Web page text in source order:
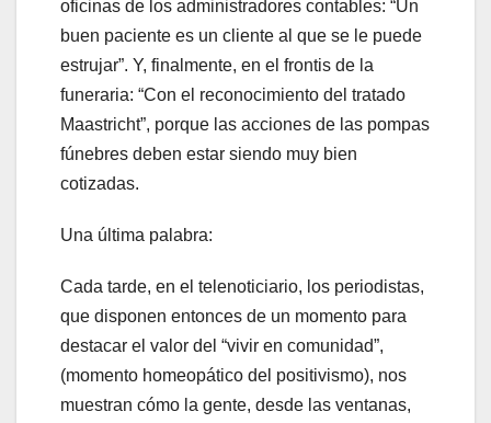
oficinas de los administradores contables: “Un
buen paciente es un cliente al que se le puede
estrujar”. Y, finalmente, en el frontis de la
funeraria: “Con el reconocimiento del tratado
Maastricht”, porque las acciones de las pompas
fúnebres deben estar siendo muy bien
cotizadas.
Una última palabra:
Cada tarde, en el telenoticiario, los periodistas,
que disponen entonces de un momento para
destacar el valor del “vivir en comunidad”,
(momento homeopático del positivismo), nos
muestran cómo la gente, desde las ventanas,